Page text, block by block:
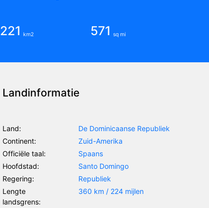
221 km2 571 sq mi
Landinformatie
Land:
De Dominicaanse Republiek
Continent:
Zuid-Amerika
Officiële taal:
Spaans
Hoofdstad:
Santo Domingo
Regering:
Republiek
Lengte
landsgrens:
360 km / 224 mijlen